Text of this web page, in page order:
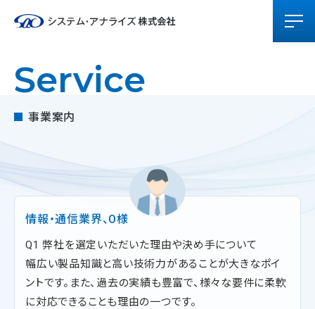
事業案内
Service
情報・通信業界、O様
Q1 弊社を選定いただいた理由や決め手について
幅広い製品知識と高い技術力があることが大きなポイ
ントです。また、過去の実績も豊富で、様々な要件に柔軟
に対応できることも理由の一つです。